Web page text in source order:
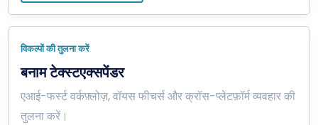
विकल्पों की तुलना करें
बनाम टेक्स्टएक्सपेंडर
एआई-फर्स्ट वर्कफ़्लोज़, वॉयस फीचर्स और क्रॉस-प्लेटफ़ॉर्म व्यवहार की
तुलना करें।